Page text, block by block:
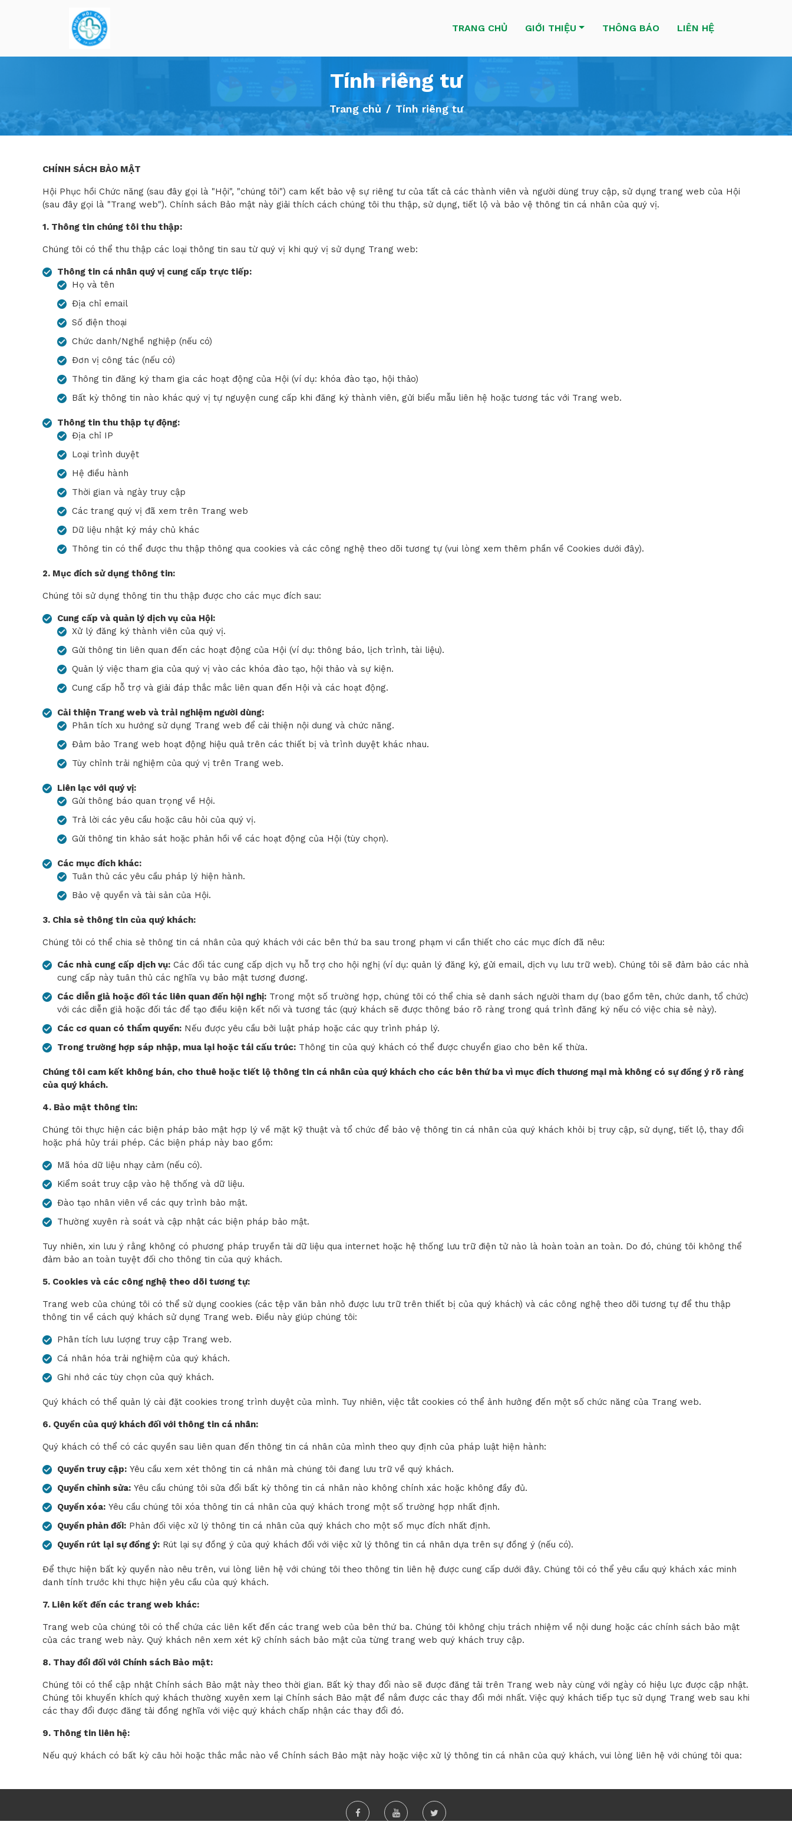
TRANG CHỦ GIỚI THIỆU THÔNG BÁO LIÊN HỆ
Tính riêng tư
Trang chủ Tính riêng tư
CHÍNH SÁCH BẢO MẬT
Hội Phục hồi Chức năng (sau đây gọi là "Hội", "chúng tôi") cam kết bảo vệ sự riêng tư của tất cả các thành viên và người dùng truy cập, sử dụng trang web của Hội
(sau đây gọi là "Trang web"). Chính sách Bảo mật này giải thích cách chúng tôi thu thập, sử dụng, tiết lộ và bảo vệ thông tin cá nhân của quý vị.
1. Thông tin chúng tôi thu thập:
Chúng tôi có thể thu thập các loại thông tin sau từ quý vị khi quý vị sử dụng Trang web:
Thông tin cá nhân quý vị cung cấp trực tiếp:
Họ và tên
Địa chỉ email
Số điện thoại
Chức danh/Nghề nghiệp (nếu có)
Đơn vị công tác (nếu có)
Thông tin đăng ký tham gia các hoạt động của Hội (ví dụ: khóa đào tạo, hội thảo)
Bất kỳ thông tin nào khác quý vị tự nguyện cung cấp khi đăng ký thành viên, gửi biểu mẫu liên hệ hoặc tương tác với Trang web.
Thông tin thu thập tự động:
Địa chỉ IP
Loại trình duyệt
Hệ điều hành
Thời gian và ngày truy cập
Các trang quý vị đã xem trên Trang web
Dữ liệu nhật ký máy chủ khác
Thông tin có thể được thu thập thông qua cookies và các công nghệ theo dõi tương tự (vui lòng xem thêm phần về Cookies dưới đây).
2. Mục đích sử dụng thông tin:
Chúng tôi sử dụng thông tin thu thập được cho các mục đích sau:
Cung cấp và quản lý dịch vụ của Hội:
Xử lý đăng ký thành viên của quý vị.
Gửi thông tin liên quan đến các hoạt động của Hội (ví dụ: thông báo, lịch trình, tài liệu).
Quản lý việc tham gia của quý vị vào các khóa đào tạo, hội thảo và sự kiện.
Cung cấp hỗ trợ và giải đáp thắc mắc liên quan đến Hội và các hoạt động.
Cải thiện Trang web và trải nghiệm người dùng:
Phân tích xu hướng sử dụng Trang web để cải thiện nội dung và chức năng.
Đảm bảo Trang web hoạt động hiệu quả trên các thiết bị và trình duyệt khác nhau.
Tùy chỉnh trải nghiệm của quý vị trên Trang web.
Liên lạc với quý vị:
Gửi thông báo quan trọng về Hội.
Trả lời các yêu cầu hoặc câu hỏi của quý vị.
Gửi thông tin khảo sát hoặc phản hồi về các hoạt động của Hội (tùy chọn).
Các mục đích khác:
Tuân thủ các yêu cầu pháp lý hiện hành.
Bảo vệ quyền và tài sản của Hội.
3. Chia sẻ thông tin của quý khách:
Chúng tôi có thể chia sẻ thông tin cá nhân của quý khách với các bên thứ ba sau trong phạm vi cần thiết cho các mục đích đã nêu:
Các nhà cung cấp dịch vụ: Các đối tác cung cấp dịch vụ hỗ trợ cho hội nghị (ví dụ: quản lý đăng ký, gửi email, dịch vụ lưu trữ web). Chúng tôi sẽ đảm bảo các nhà
cung cấp này tuân thủ các nghĩa vụ bảo mật tương đương.
Các diễn giả hoặc đối tác liên quan đến hội nghị: Trong một số trường hợp, chúng tôi có thể chia sẻ danh sách người tham dự (bao gồm tên, chức danh, tổ chức)
với các diễn giả hoặc đối tác để tạo điều kiện kết nối và tương tác (quý khách sẽ được thông báo rõ ràng trong quá trình đăng ký nếu có việc chia sẻ này).
Các cơ quan có thẩm quyền: Nếu được yêu cầu bởi luật pháp hoặc các quy trình pháp lý.
Trong trường hợp sáp nhập, mua lại hoặc tái cấu trúc: Thông tin của quý khách có thể được chuyển giao cho bên kế thừa.
Chúng tôi cam kết không bán, cho thuê hoặc tiết lộ thông tin cá nhân của quý khách cho các bên thứ ba vì mục đích thương mại mà không có sự đồng ý rõ ràng
của quý khách.
4. Bảo mật thông tin:
Chúng tôi thực hiện các biện pháp bảo mật hợp lý về mặt kỹ thuật và tổ chức để bảo vệ thông tin cá nhân của quý khách khỏi bị truy cập, sử dụng, tiết lộ, thay đổi
hoặc phá hủy trái phép. Các biện pháp này bao gồm:
Mã hóa dữ liệu nhạy cảm (nếu có).
Kiểm soát truy cập vào hệ thống và dữ liệu.
Đào tạo nhân viên về các quy trình bảo mật.
Thường xuyên rà soát và cập nhật các biện pháp bảo mật.
Tuy nhiên, xin lưu ý rằng không có phương pháp truyền tải dữ liệu qua internet hoặc hệ thống lưu trữ điện tử nào là hoàn toàn an toàn. Do đó, chúng tôi không thể
đảm bảo an toàn tuyệt đối cho thông tin của quý khách.
5. Cookies và các công nghệ theo dõi tương tự:
Trang web của chúng tôi có thể sử dụng cookies (các tệp văn bản nhỏ được lưu trữ trên thiết bị của quý khách) và các công nghệ theo dõi tương tự để thu thập
thông tin về cách quý khách sử dụng Trang web. Điều này giúp chúng tôi:
Phân tích lưu lượng truy cập Trang web.
Cá nhân hóa trải nghiệm của quý khách.
Ghi nhớ các tùy chọn của quý khách.
Quý khách có thể quản lý cài đặt cookies trong trình duyệt của mình. Tuy nhiên, việc tắt cookies có thể ảnh hưởng đến một số chức năng của Trang web.
6. Quyền của quý khách đối với thông tin cá nhân:
Quý khách có thể có các quyền sau liên quan đến thông tin cá nhân của mình theo quy định của pháp luật hiện hành:
Quyền truy cập: Yêu cầu xem xét thông tin cá nhân mà chúng tôi đang lưu trữ về quý khách.
Quyền chỉnh sửa: Yêu cầu chúng tôi sửa đổi bất kỳ thông tin cá nhân nào không chính xác hoặc không đầy đủ.
Quyền xóa: Yêu cầu chúng tôi xóa thông tin cá nhân của quý khách trong một số trường hợp nhất định.
Quyền phản đối: Phản đối việc xử lý thông tin cá nhân của quý khách cho một số mục đích nhất định.
Quyền rút lại sự đồng ý: Rút lại sự đồng ý của quý khách đối với việc xử lý thông tin cá nhân dựa trên sự đồng ý (nếu có).
Để thực hiện bất kỳ quyền nào nêu trên, vui lòng liên hệ với chúng tôi theo thông tin liên hệ được cung cấp dưới đây. Chúng tôi có thể yêu cầu quý khách xác minh
danh tính trước khi thực hiện yêu cầu của quý khách.
7. Liên kết đến các trang web khác:
Trang web của chúng tôi có thể chứa các liên kết đến các trang web của bên thứ ba. Chúng tôi không chịu trách nhiệm về nội dung hoặc các chính sách bảo mật
của các trang web này. Quý khách nên xem xét kỹ chính sách bảo mật của từng trang web quý khách truy cập.
8. Thay đổi đối với Chính sách Bảo mật:
Chúng tôi có thể cập nhật Chính sách Bảo mật này theo thời gian. Bất kỳ thay đổi nào sẽ được đăng tải trên Trang web này cùng với ngày có hiệu lực được cập nhật.
Chúng tôi khuyến khích quý khách thường xuyên xem lại Chính sách Bảo mật để nắm được các thay đổi mới nhất. Việc quý khách tiếp tục sử dụng Trang web sau khi
các thay đổi được đăng tải đồng nghĩa với việc quý khách chấp nhận các thay đổi đó.
9. Thông tin liên hệ:
Nếu quý khách có bất kỳ câu hỏi hoặc thắc mắc nào về Chính sách Bảo mật này hoặc việc xử lý thông tin cá nhân của quý khách, vui lòng liên hệ với chúng tôi qua: